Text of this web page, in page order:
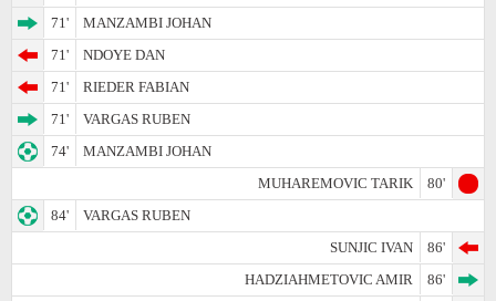
71'
MANZAMBI JOHAN
71'
NDOYE DAN
71'
RIEDER FABIAN
71'
VARGAS RUBEN
74'
MANZAMBI JOHAN
MUHAREMOVIC TARIK
80'
84'
VARGAS RUBEN
SUNJIC IVAN
86'
HADZIAHMETOVIC AMIR
86'